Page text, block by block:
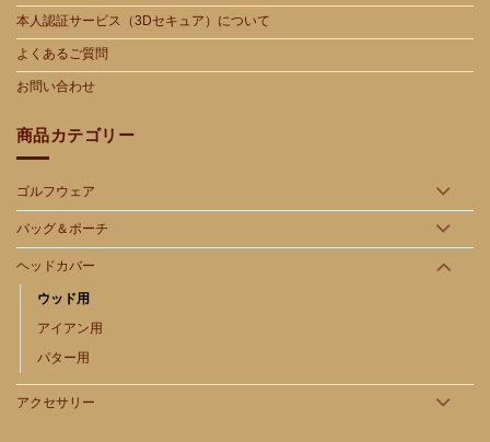
本人認証サービス（3Dセキュア）について
よくあるご質問
お問い合わせ
商品カテゴリー
ゴルフウェア
バッグ＆ポーチ
ヘッドカバー
ウッド用
アイアン用
パター用
アクセサリー